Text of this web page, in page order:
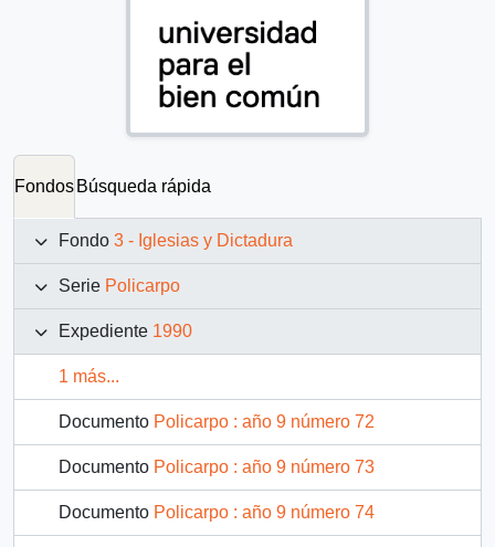
Fondos Búsqueda rápida
Fondo 3 - Iglesias y Dictadura
Serie Policarpo
Expediente 1990
1 más...
Documento Policarpo : año 9 número 72
Documento Policarpo : año 9 número 73
Documento Policarpo : año 9 número 74